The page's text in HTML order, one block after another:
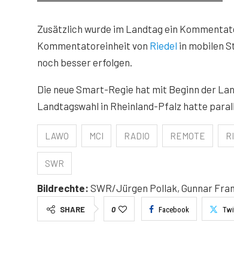
Zusätzlich wurde im Landtag ein
Kommentatoreinheit von Riedel in mobilen
noch besser erfolgen.
Die neue Smart-Regie hat mit Beginn der
Landtagswahl in Rheinland-Pfalz hatte
LAWO MCI RADIO REMOTE
SWR
Bildrechte: SWR/Jürgen Pollak, Gunnar
SHARE 0 Facebook